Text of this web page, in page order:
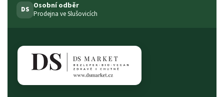
DS Osobní odběr
Prodejna ve Slušovicích